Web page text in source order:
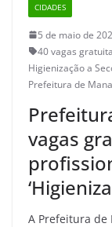
CIDADES
5 de maio de
40 vagas
Higienização a
Prefeitura de
vagas
A Prefeitura de